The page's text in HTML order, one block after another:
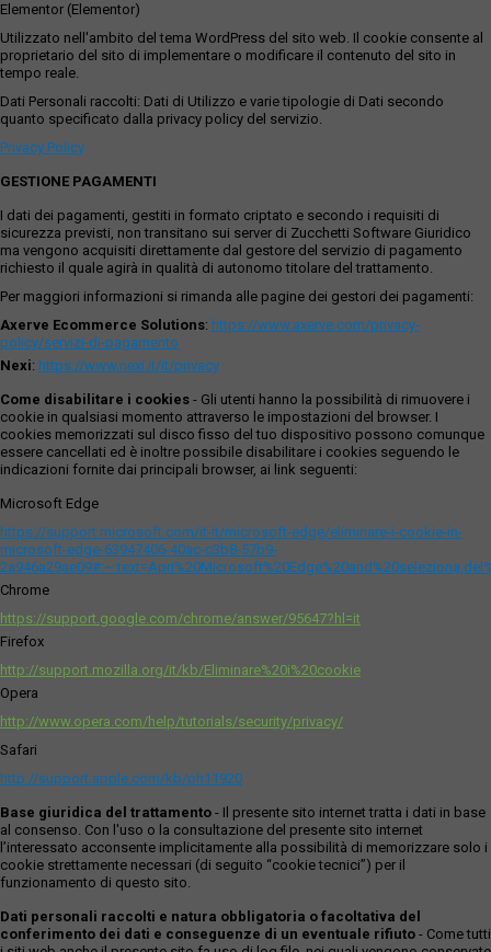
Elementor (Elementor)
Utilizzato nell'ambito del tema WordPress del sito web. Il cookie consente al
proprietario del sito di implementare o modificare il contenuto del sito in
tempo reale.
Dati Personali raccolti: Dati di Utilizzo e varie tipologie di Dati secondo
quanto specificato dalla privacy policy del servizio.
Privacy Policy
GESTIONE PAGAMENTI
I dati dei pagamenti, gestiti in formato criptato e secondo i requisiti di
sicurezza previsti, non transitano sui server di Zucchetti Software Giuridico
ma vengono acquisiti direttamente dal gestore del servizio di pagamento
richiesto il quale agirà in qualità di autonomo titolare del trattamento.
Per maggiori informazioni si rimanda alle pagine dei gestori dei pagamenti:
Axerve Ecommerce Solutions: https://www.axerve.com/privacy-
policy/servizi-di-pagamento
Nexi: https://www.nexi.it/it/privacy
Come disabilitare i cookies - Gli utenti hanno la possibilità di rimuovere i
cookie in qualsiasi momento attraverso le impostazioni del browser. I
cookies memorizzati sul disco fisso del tuo dispositivo possono comunque
essere cancellati ed è inoltre possibile disabilitare i cookies seguendo le
indicazioni fornite dai principali browser, ai link seguenti:
Microsoft Edge
https://support.microsoft.com/it-it/microsoft-edge/eliminare-i-cookie-in-
microsoft-edge-63947406-40ac-c3b8-57b9-
Chrome
https://support.google.com/chrome/answer/95647?hl=it
Firefox
http://support.mozilla.org/it/kb/Eliminare%20i%20cookie
Opera
http://www.opera.com/help/tutorials/security/privacy/
Safari
http://support.apple.com/kb/ph11920
Base giuridica del trattamento - Il presente sito internet tratta i dati in base
al consenso. Con l'uso o la consultazione del presente sito internet
l’interessato acconsente implicitamente alla possibilità di memorizzare solo i
cookie strettamente necessari (di seguito “cookie tecnici”) per il
funzionamento di questo sito.
Dati personali raccolti e natura obbligatoria o facoltativa del
conferimento dei dati e conseguenze di un eventuale rifiuto - Come tutti